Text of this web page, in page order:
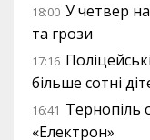
18:00 У четвер
та грози
17:16
більше сотні
16:41 Тернопіль
«Електрон»